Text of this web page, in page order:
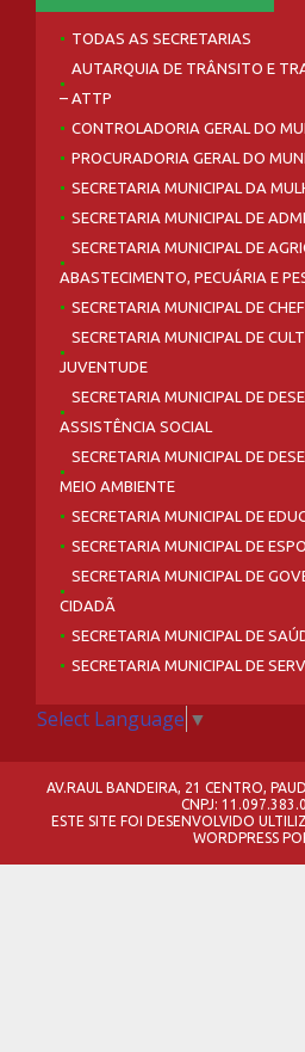
TODAS AS SECRETARIAS
AUTARQUIA DE TRÂNSITO E
– ATTP
CONTROLADORIA GERAL DO
PROCURADORIA GERAL DO
SECRETARIA MUNICIPAL DA
SECRETARIA MUNICIPAL DE
SECRETARIA MUNICIPAL DE
ABASTECIMENTO, PECUÁRIA E
SECRETARIA MUNICIPAL DE
SECRETARIA MUNICIPAL DE
JUVENTUDE
SECRETARIA MUNICIPAL DE
ASSISTÊNCIA SOCIAL
SECRETARIA MUNICIPAL DE
MEIO AMBIENTE
SECRETARIA MUNICIPAL DE
SECRETARIA MUNICIPAL DE
SECRETARIA MUNICIPAL DE
CIDADÃ
SECRETARIA MUNICIPAL DE
SECRETARIA MUNICIPAL DE
Select Language ▼
AV.RAUL BANDEIRA, 21 CENTRO,
CNPJ:
ESTE SITE FOI DESENVOLVIDO
WORDPRESS